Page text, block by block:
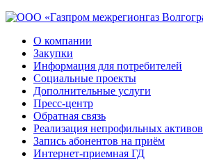
О компании
Закупки
Информация для потребителей
Социальные проекты
Дополнительные услуги
Пресс-центр
Обратная связь
Реализация непрофильных активов
Запись абонентов на приём
Интернет-приемная ГД